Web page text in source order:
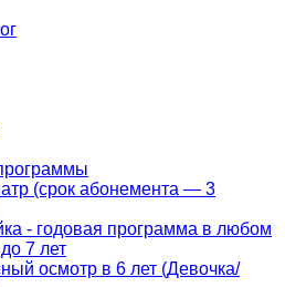
(срок абонемента — 3
- годовая программа в любом
7 лет
осмотр в 6 лет (Девочка/